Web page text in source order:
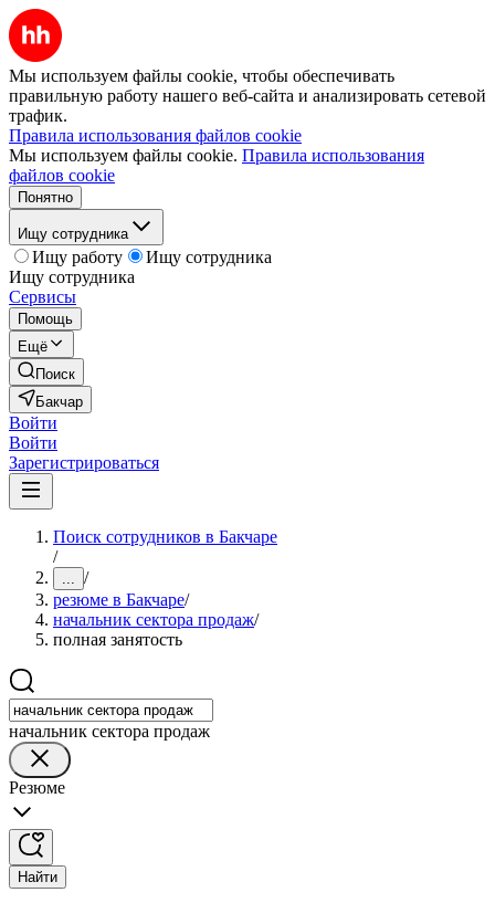
Мы используем файлы cookie, чтобы обеспечивать
правильную работу нашего веб-сайта и анализировать сетевой
трафик.
Правила использования файлов cookie
Мы используем файлы cookie. Правила использования
файлов cookie
Понятно
Ищу сотрудника
Ищу работу
Ищу сотрудника
Ищу сотрудника
Сервисы
Помощь
Ещё
Поиск
Бакчар
Войти
Войти
Зарегистрироваться
Поиск сотрудников в Бакчаре
/
... /
резюме в Бакчаре/
начальник сектора продаж/
полная занятость
начальник сектора продаж
Резюме
Найти